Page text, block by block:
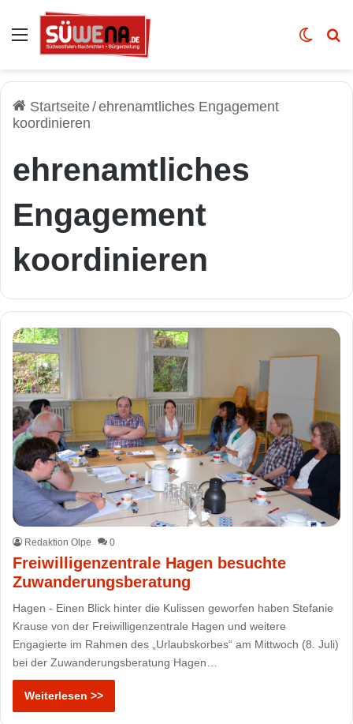
Auswahl Skin
Startseite/ehrenamtliches Engagement
koordinieren
ehrenamtliches
Engagement
koordinieren
Redaktion Olpe 0
Freiwilligenzentrale Hagen besuchte
Zuwanderungsberatung
Hagen - Einen Blick hinter die Kulissen geworfen haben Stefanie
Krause von der Freiwilligenzentrale Hagen und weitere
Engagierte im Rahmen des „Urlaubskorbes“ am Mittwoch (8. Juli)
bei der Zuwanderungsberatung Hagen…
Weiterlesen >>